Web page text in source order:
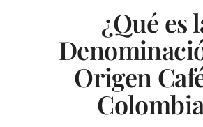
¿Qué es
Origen